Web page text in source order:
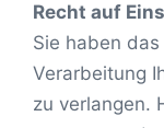
Recht auf
Sie haben
Verarbeitung
zu verlangen.